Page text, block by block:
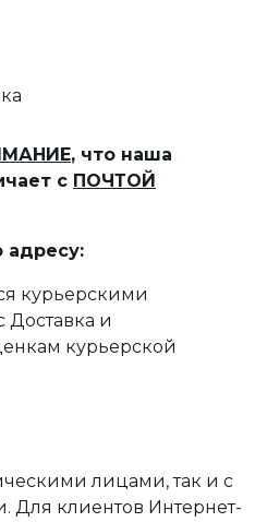
, что наша
с ПОЧТОЙ
адресу:
курьерскими
и
курьерской
лицами, так и с
клиентов Интернет-